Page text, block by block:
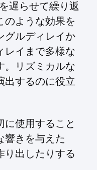
遅らせて繰り返
のような効果を
グルディレイか
レイまで多様な
。リズミカルな
出するのに役立
使用すること
響きを与えた
り出したりする